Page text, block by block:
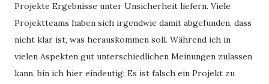
Projekte Ergebnisse unter Unsicherheit liefern. Viele
Projektteams haben sich irgendwie damit abgefunden, dass
nicht klar ist, was herauskommen soll. Während ich in
vielen Aspekten gut unterschiedlichen Meinungen zulassen
kann, bin ich hier eindeutig: Es ist falsch ein Projekt zu